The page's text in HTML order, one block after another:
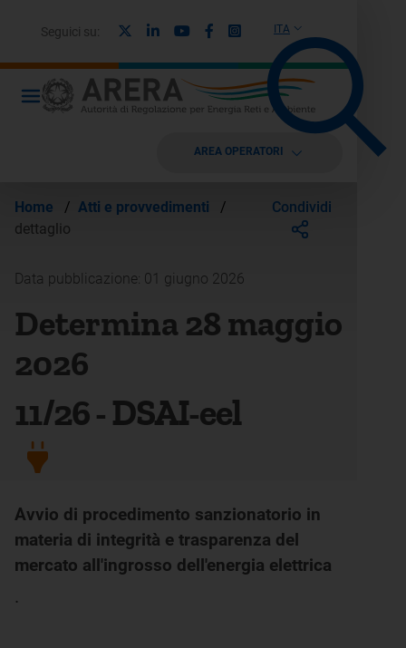
ITA
Seguici su: LinkedinYoutubeFacebook
Instagram
AREA OPERATORI
Home / Atti e provvedimenti
/
dettaglio
Condividi
Data pubblicazione: 01 giugno 2026
Determina 28 maggio
2026
11/26 - DSAI-eel
Avvio di procedimento sanzionatorio in
materia di integrità e trasparenza del
mercato all'ingrosso dell'energia elettrica
.